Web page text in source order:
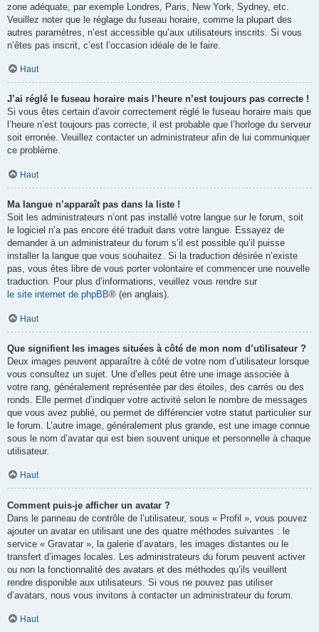
zone adéquate, par exemple Londres, Paris, New York, Sydney, etc.
Veuillez noter que le réglage du fuseau horaire, comme la plupart des
autres paramètres, n’est accessible qu’aux utilisateurs inscrits. Si vous
n’êtes pas inscrit, c’est l’occasion idéale de le faire.
Haut
J’ai réglé le fuseau horaire mais l’heure n’est toujours pas correcte !
Si vous êtes certain d’avoir correctement réglé le fuseau horaire mais que
l’heure n’est toujours pas correcte, il est probable que l’horloge du serveur
soit erronée. Veuillez contacter un administrateur afin de lui communiquer
ce problème.
Haut
Ma langue n’apparaît pas dans la liste !
Soit les administrateurs n’ont pas installé votre langue sur le forum, soit
le logiciel n’a pas encore été traduit dans votre langue. Essayez de
demander à un administrateur du forum s’il est possible qu’il puisse
installer la langue que vous souhaitez. Si la traduction désirée n’existe
pas, vous êtes libre de vous porter volontaire et commencer une nouvelle
traduction. Pour plus d’informations, veuillez vous rendre sur
le site internet de phpBB® (en anglais).
Haut
Que signifient les images situées à côté de mon nom d’utilisateur ?
Deux images peuvent apparaître à côté de votre nom d’utilisateur lorsque
vous consultez un sujet. Une d’elles peut être une image associée à
votre rang, généralement représentée par des étoiles, des carrés ou des
ronds. Elle permet d’indiquer votre activité selon le nombre de messages
que vous avez publié, ou permet de différencier votre statut particulier sur
le forum. L’autre image, généralement plus grande, est une image connue
sous le nom d’avatar qui est bien souvent unique et personnelle à chaque
utilisateur.
Haut
Comment puis-je afficher un avatar ?
Dans le panneau de contrôle de l’utilisateur, sous « Profil », vous pouvez
ajouter un avatar en utilisant une des quatre méthodes suivantes : le
service « Gravatar », la galerie d’avatars, les images distantes ou le
transfert d’images locales. Les administrateurs du forum peuvent activer
ou non la fonctionnalité des avatars et des méthodes qu’ils veuillent
rendre disponible aux utilisateurs. Si vous ne pouvez pas utiliser
d’avatars, nous vous invitons à contacter un administrateur du forum.
Haut